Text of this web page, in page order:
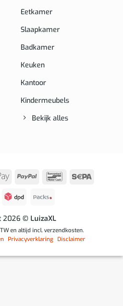
Eetkamer
Slaapkamer
Badkamer
Keuken
Kantoor
Kindermeubels
Bekijk alles
Apple
PayPal BancontactSepa
2026 © LuizaXL
en altijd incl. verzendkosten.
Privacyverklaring Disclaimer